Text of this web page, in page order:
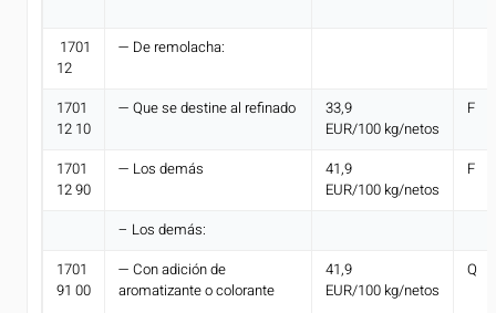
1701
12
— De remolacha:
1701
12 10
— Que se destine al refinado
33,9
EUR/100 kg/netos
F
1701
12 90
— Los demás
41,9
EUR/100 kg/netos
F
– Los demás:
1701
91 00
— Con adición de
aromatizante o colorante
41,9
EUR/100 kg/netos
Q